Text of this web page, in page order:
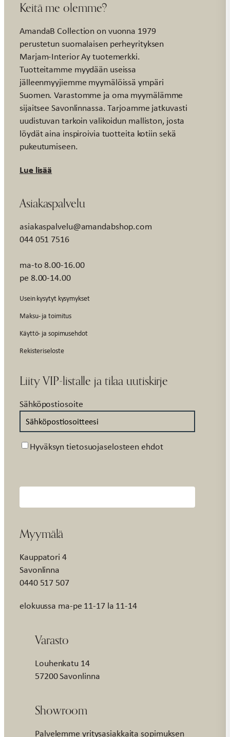
Keitä me olemme?
AmandaB Collection on vuonna 1979
perustetun suomalaisen perheyrityksen
Marjam-Interior Ay tuotemerkki.
Tuotteitamme myydään useissa
jälleenmyyjiemme myymälöissä ympäri
Suomen. Varastomme ja oma myymälämme
sijaitsee Savonlinnassa. Tarjoamme jatkuvasti
uudistuvan tarkoin valikoidun malliston, josta
löydät aina inspiroivia tuotteita kotiin sekä
pukeutumiseen.
Lue lisää
Asiakaspalvelu
asiakaspalvelu@amandabshop.com
044 051 7516
ma-to 8.00-16.00
pe 8.00-14.00
Usein kysytyt kysymykset
Maksu- ja toimitus
Käyttö- ja sopimusehdot
Rekisteriseloste
Liity VIP-listalle ja tilaa uutiskirje
Sähköpostiosoite
Suostumus
Hyväksyn tietosuojaselosteen ehdot
Myymälä
Kauppatori 4
Savonlinna
0440 517 507
elokuussa ma-pe 11-17 la 11-14
Varasto
Louhenkatu 14
57200 Savonlinna
Showroom
Palvelemme yritysasiakkaita sopimuksen